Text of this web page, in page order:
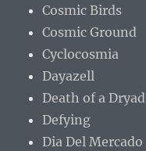
Cosmic Birds
Cosmic Ground
Cyclocosmia
Dayazell
Death of a Dryad
Defying
Dia Del Mercado